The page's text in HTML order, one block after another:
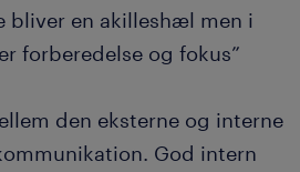
bliver en akilleshæl men i
forberedelse og fokus”
den eksterne og interne
God intern